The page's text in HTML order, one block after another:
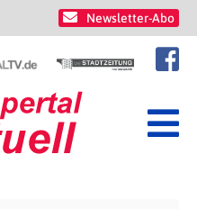
Newsletter-Abo